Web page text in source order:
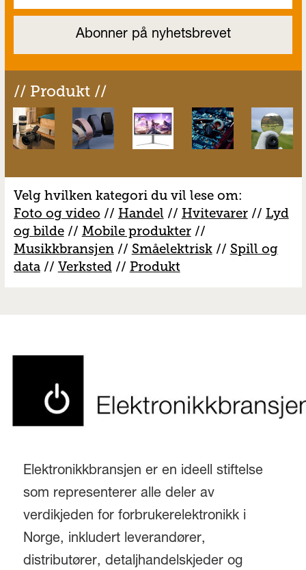
// Produkt //
Velg hvilken kategori du vil lese om:
Foto og video // Handel // Hvitevarer// Lyd
og bilde// Mobile produkter//
Musikkbransjen// Småelektrisk// Spill og
data// Verksted // Produkt
Elektronikkbransjen er en ideell stiftelse
som representerer alle deler av
verdikjeden for forbrukerelektronikk i
Norge, inkludert leverandører,
distributører, detaljhandelskjeder og